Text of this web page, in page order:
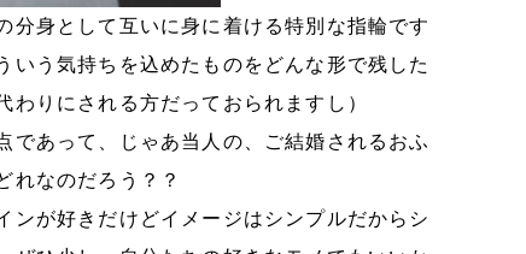
分身として互いに身に着ける特別な指輪です
う気持ちを込めたものをどんな形で残した
りにされる方だっておられますし）
であって、じゃあ当人の、ご結婚されるおふ
れなのだろう？？
ンが好きだけどイメージはシンプルだからシ